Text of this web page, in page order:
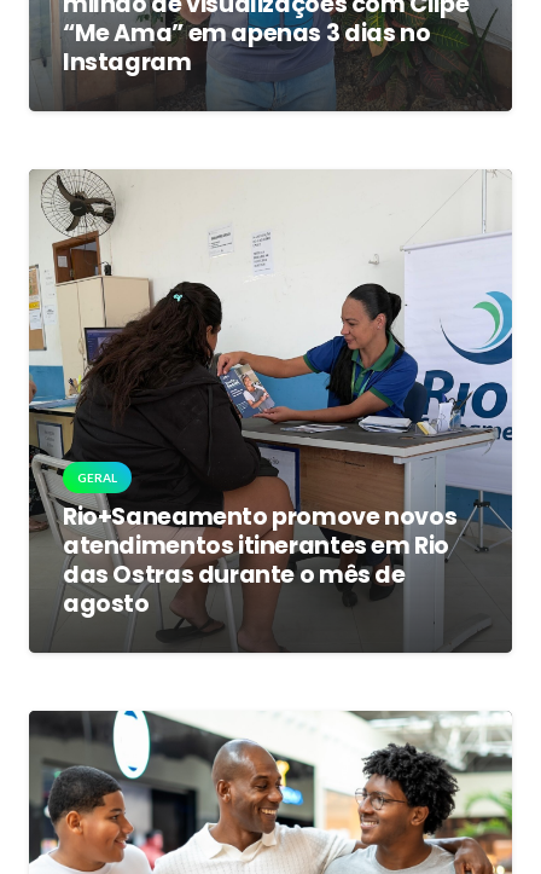
“Me Ama” em apenas 3 dias no
Instagram
GERAL
Rio+Saneamento promove novos
atendimentos itinerantes em Rio
das Ostras durante o mês de
agosto